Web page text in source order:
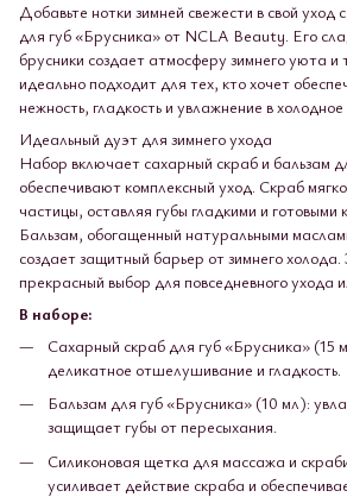
Добавьте нотки зимней свежести в свой
для губ «Брусника» от NCLA Beauty. Его
брусники создает атмосферу зимнего уюта
идеально подходит для тех, кто хочет
нежность, гладкость и увлажнение в
Идеальный дуэт для зимнего ухода
Набор включает сахарный скраб и бальзам
обеспечивают комплексный уход. Скраб
частицы, оставляя губы гладкими и готовыми
Бальзам, обогащенный натуральными
создает защитный барьер от зимнего
прекрасный выбор для повседневного ухода
В наборе:
Сахарный скраб для губ «Брусника» (15
деликатное отшелушивание и гладкость.
Бальзам для губ «Брусника» (10 мл):
защищает губы от пересыхания.
Силиконовая щетка для массажа и
усиливает действие скраба и